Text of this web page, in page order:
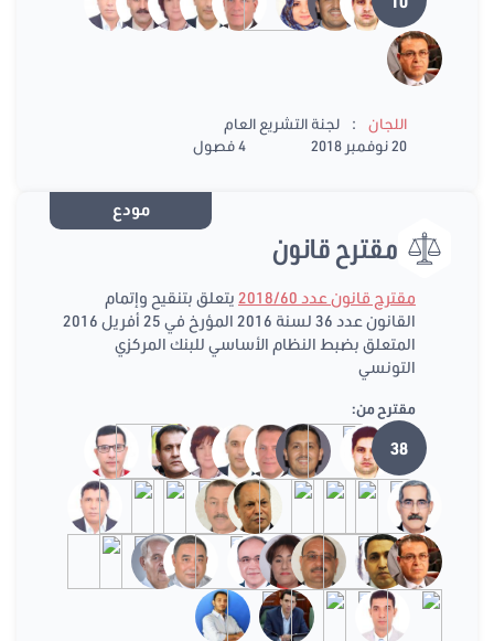
اللجان :
لجنة التشريع العام
20 نوفمبر 2018
4 فصول
مودع
مقترح قانون
مقترح قانون عدد 2018/60
يتعلق بتنقيح وإتمام
القانون عدد 36 لسنة 2016 المؤرخ في 25 أفريل 2016
المتعلق بضبط النظام الأساسي للبنك المركزي
التونسي
مقترح من:
38